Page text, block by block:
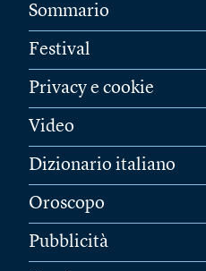
Sommario
Festival
Privacy e cookie
Video
Dizionario italiano
Oroscopo
Pubblicità